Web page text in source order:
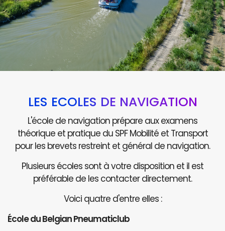
LES ÉCOLES DE NAVIGATION
L'école de navigation prépare aux examens
théorique et pratique du SPF Mobilité et Transport
pour les brevets restreint et général de navigation.
Plusieurs écoles sont à votre disposition et il est
préférable de les contacter directement.
Voici quatre d'entre elles :
École du Belgian Pneumaticlub